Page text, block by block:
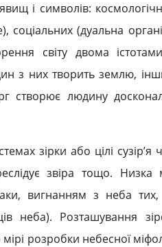
і символів:
(дуальна
світу двома
з них творить землю,
створює людину
зірки або цілі сузір’я
звіра тощо. Низка
вигнанням з неба
неба). Розташування
розробки небесної